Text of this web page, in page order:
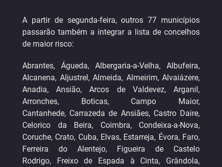
A partir de segunda-feira, outros 77 municípios
passarão também a integrar a lista de concelhos
de maior risco:
Abrantes, Águeda, Albergaria-a-Velha, Albufeira,
Alcanena, Aljustrel, Almeida, Almeirim, Alvaiázere,
Anadia, Ansião, Arcos de Valdevez, Arganil,
Arronches, Boticas, Campo Maior,
Cantanhede, Carrazeda de Ansiães, Castro Daire,
Celorico da Beira, Coimbra, Condeixa-a-Nova,
Coruche, Crato, Cuba, Elvas, Estarreja, Évora, Faro,
Ferreira do Alentejo, Figueira de Castelo
Rodrigo, Freixo de Espada à Cinta, Grândola,